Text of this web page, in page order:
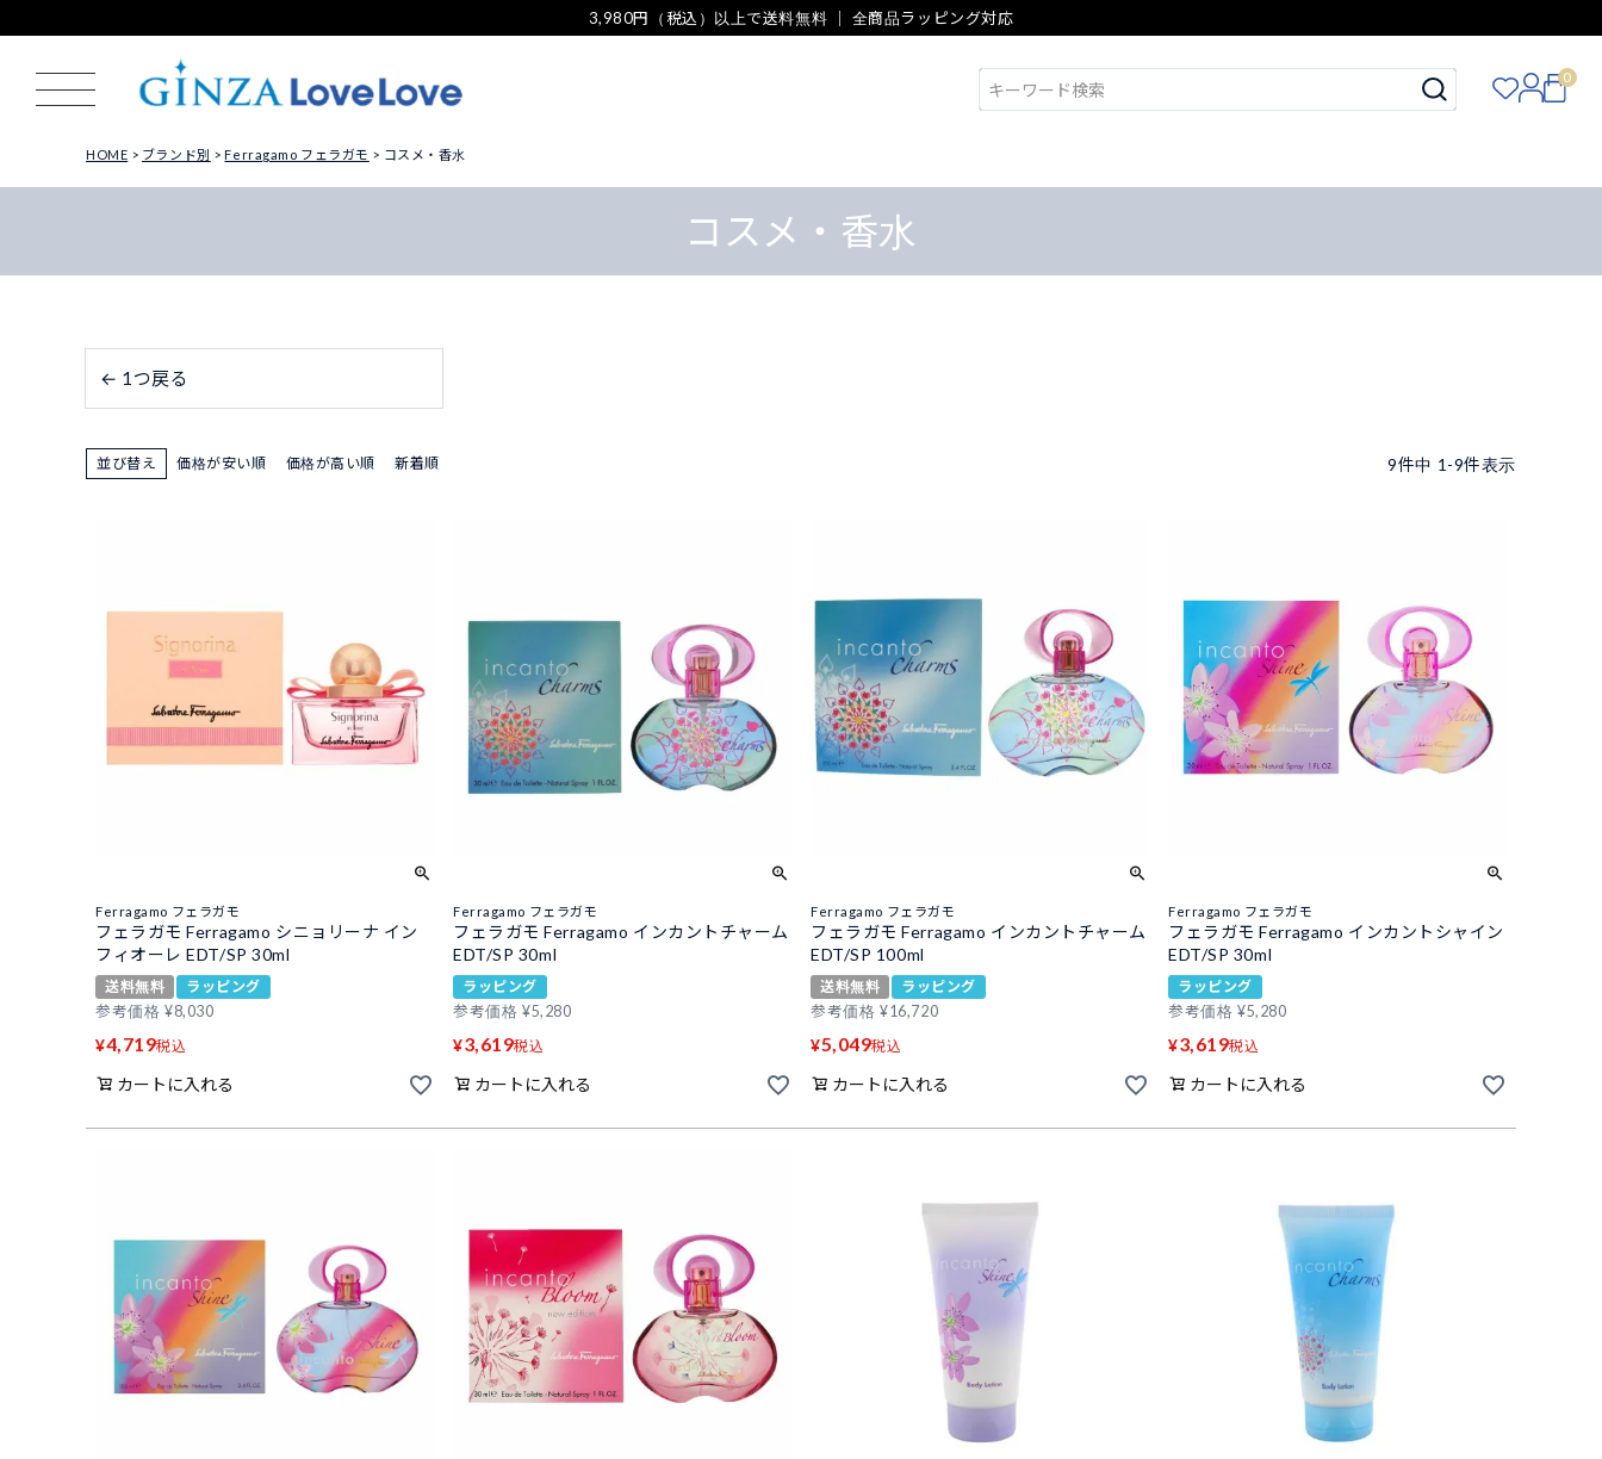
3,980円（税込）以上で送料無料 ｜ 全商品ラッピング対応
0
HOME ブランド別 Ferragamo フェラガモ コスメ・香水
コスメ・香水
← 1つ戻る
並び替え 価格が安い順 価格が高い順 新着順 9件中 1 -9件表示
Ferragamo フェラガモ
フェラガモ Ferragamo シニョリーナ イン
フィオーレ EDT/SP 30ml
送料無料
ラッピング
参考価格 ¥8,030
¥4,719税込
カートに入れる
Ferragamo フェラガモ
フェラガモ Ferragamo インカントチャーム
EDT/SP 30ml
ラッピング
参考価格 ¥5,280
¥3,619税込
カートに入れる
Ferragamo フェラガモ
フェラガモ Ferragamo インカントチャーム
EDT/SP 100ml
送料無料
ラッピング
参考価格 ¥16,720
¥5,049税込
カートに入れる
Ferragamo フェラガモ
フェラガモ Ferragamo インカントシャイン
EDT/SP 30ml
ラッピング
参考価格 ¥5,280
¥3,619税込
カートに入れる